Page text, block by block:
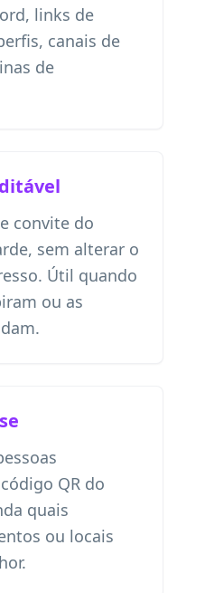
links de
canais de
de
convite do
sem alterar o
Útil quando
ou as
QR do
quais
ou locais